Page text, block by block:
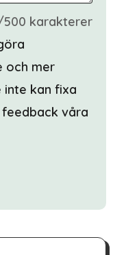
karakterer
och mer
inte kan fixa
våra